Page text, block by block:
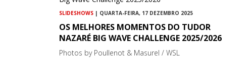
SLIDESHOWS | QUARTA-FEIRA, 17 DEZEMBRO 2025
OS MELHORES MOMENTOS DO TUDOR
NAZARÉ BIG WAVE CHALLENGE 2025/2026
Photos by Poullenot & Masurel / WSL